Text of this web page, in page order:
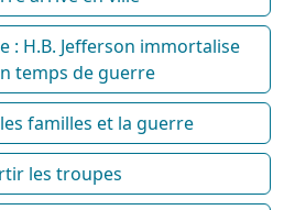
: H.B. Jefferson immortalise
temps de guerre
familles et la guerre
les troupes